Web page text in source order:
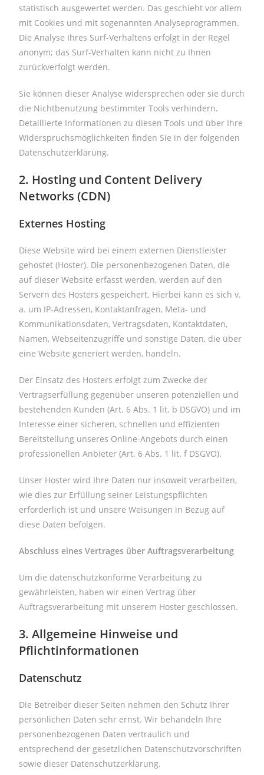
statistisch ausgewertet werden. Das geschieht vor allem
mit Cookies und mit sogenannten Analyseprogrammen.
Die Analyse Ihres Surf-Verhaltens erfolgt in der Regel
anonym; das Surf-Verhalten kann nicht zu Ihnen
zurückverfolgt werden.
Sie können dieser Analyse widersprechen oder sie durch
die Nichtbenutzung bestimmter Tools verhindern.
Detaillierte Informationen zu diesen Tools und über Ihre
Widerspruchsmöglichkeiten finden Sie in der folgenden
Datenschutzerklärung.
2. Hosting und Content Delivery
Networks (CDN)
Externes Hosting
Diese Website wird bei einem externen Dienstleister
gehostet (Hoster). Die personenbezogenen Daten, die
auf dieser Website erfasst werden, werden auf den
Servern des Hosters gespeichert. Hierbei kann es sich v.
a. um IP-Adressen, Kontaktanfragen, Meta- und
Kommunikationsdaten, Vertragsdaten, Kontaktdaten,
Namen, Webseitenzugriffe und sonstige Daten, die über
eine Website generiert werden, handeln.
Der Einsatz des Hosters erfolgt zum Zwecke der
Vertragserfüllung gegenüber unseren potenziellen und
bestehenden Kunden (Art. 6 Abs. 1 lit. b DSGVO) und im
Interesse einer sicheren, schnellen und effizienten
Bereitstellung unseres Online-Angebots durch einen
professionellen Anbieter (Art. 6 Abs. 1 lit. f DSGVO).
Unser Hoster wird Ihre Daten nur insoweit verarbeiten,
wie dies zur Erfüllung seiner Leistungspflichten
erforderlich ist und unsere Weisungen in Bezug auf
diese Daten befolgen.
Abschluss eines Vertrages über Auftragsverarbeitung
Um die datenschutzkonforme Verarbeitung zu
gewährleisten, haben wir einen Vertrag über
Auftragsverarbeitung mit unserem Hoster geschlossen.
3. Allgemeine Hinweise und
Pflichtinformationen
Datenschutz
Die Betreiber dieser Seiten nehmen den Schutz Ihrer
persönlichen Daten sehr ernst. Wir behandeln Ihre
personenbezogenen Daten vertraulich und
entsprechend der gesetzlichen Datenschutzvorschriften
sowie dieser Datenschutzerklärung.